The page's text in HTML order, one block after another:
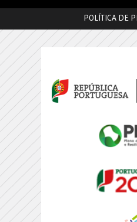
POLÍTICA DE